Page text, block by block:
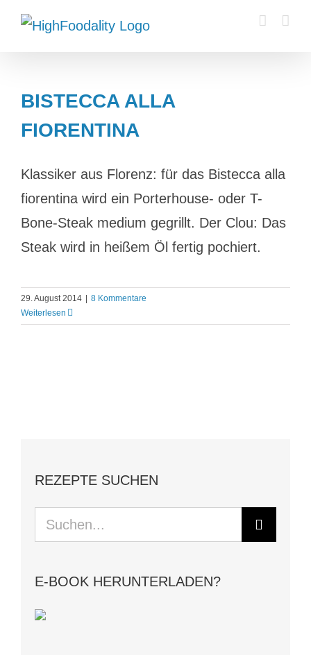
Zum
Inhalt
BISTECCA ALLA
FIORENTINA
Klassiker aus Florenz: für das Bistecca alla
fiorentina wird ein Porterhouse- oder T-
Bone-Steak medium gegrillt. Der Clou: Das
Steak wird in heißem Öl fertig pochiert.
29. August 2014
8 Kommentare
Weiterlesen
REZEPTE SUCHEN
Suche
nach:
E-BOOK HERUNTERLADEN?